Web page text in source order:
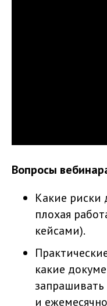
Вопросы
Какие риски
плохая
кейсами).
какие
и